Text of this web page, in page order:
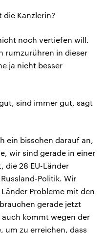
Kanzlerin?
noch vertiefen will.
rumzurühren in dieser
ja nicht besser
sind immer gut, sagt
ein bisschen darauf an,
wir sind gerade in einer
die 28 EU-Länder
Politik. Wir
Probleme mit den
gerade jetzt
auch kommt wegen der
um zu erreichen, dass